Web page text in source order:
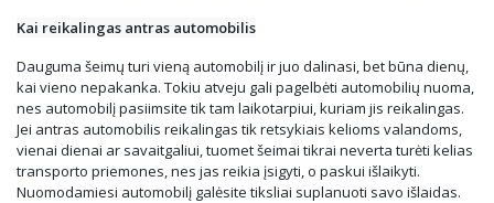
Kai reikalingas antras automobilis
Dauguma šeimų turi vieną automobilį ir juo dalinasi, bet būna dienų,
kai vieno nepakanka. Tokiu atveju gali pagelbėti automobilių nuoma,
nes automobilį pasiimsite tik tam laikotarpiui, kuriam jis reikalingas.
Jei antras automobilis reikalingas tik retsykiais kelioms valandoms,
vienai dienai ar savaitgaliui, tuomet šeimai tikrai neverta turėti kelias
transporto priemones, nes jas reikia įsigyti, o paskui išlaikyti.
Nuomodamiesi automobilį galėsite tiksliai suplanuoti savo išlaidas.